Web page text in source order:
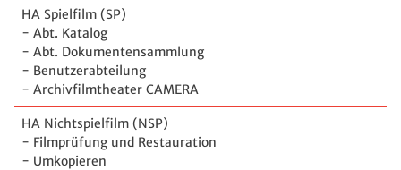
HA Spielfilm (SP)
- Abt. Katalog
- Abt. Dokumentensammlung
- Benutzerabteilung
- Archivfilmtheater CAMERA
HA Nichtspielfilm (NSP)
- Filmprüfung und Restauration
- Umkopieren